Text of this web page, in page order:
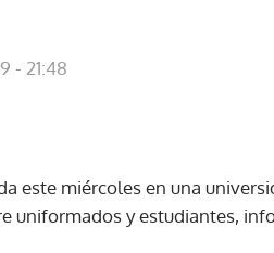
- 21:48
este miércoles en una
uniformados y estudiantes,